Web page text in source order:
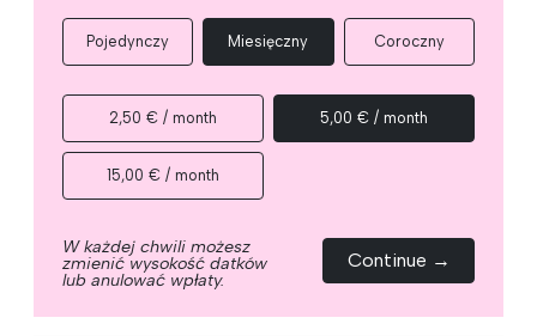
Pojedynczy Miesięczny Coroczny
2,50 € / month 5,00 € / month
15,00 € / month
W każdej chwili możesz
zmienić wysokość datków
lub anulować wpłaty.
Continue →